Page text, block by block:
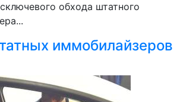
обхода штатного
иммобилайзеров